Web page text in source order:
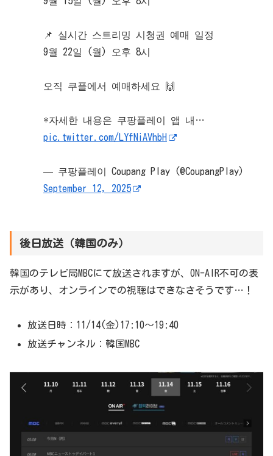
📌 실시간 스트리밍 시청권 예매 일정
9월 22일 (월) 오후 8시
오직 쿠플에서 예매하세요 🙌
*자세한 내용은 쿠팡플레이 앱 내…
pic.twitter.com/LYfNiAVhbH
— 쿠팡플레이 Coupang Play (@CoupangPlay)
September 12, 2025
後日放送（韓国のみ）
韓国のテレビ局MBCにて放送されますが、ON-AIR不可の表
示があり、オンラインでの視聴はできなさそうです…！
放送日時：11/14(金)17:10〜19:40
放送チャンネル：韓国MBC